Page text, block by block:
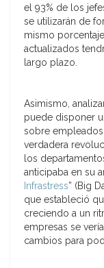
el 93% de los
se utilizarán de
mismo
actualizados
largo plazo.
Asimismo,
puede disponer
sobre
verdadera
los
anticipaba en su
Infrastress” (Big
que estableció
creciendo a un
empresas se
cambios para